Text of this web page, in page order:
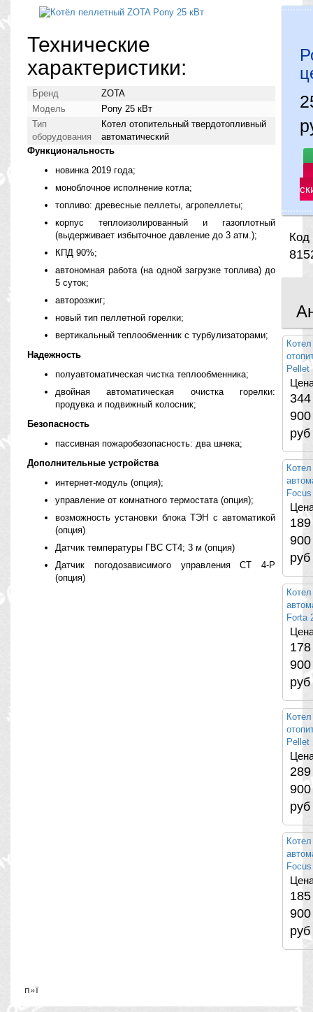
Технические
характеристики:
Бренд
ZOTA
Модель
Pony 25 кВт
Тип
оборудования
Котел отопительный твердотопливный
автоматический
Функциональность
новинка 2019 года;
моноблочное исполнение котла;
топливо: древесные пеллеты, агропеллеты;
корпус теплоизолированный и газоплотный
(выдерживает избыточное давление до 3 атм.);
КПД 90%;
автономная работа (на одной загрузке топлива) до
5 суток;
авторозжиг;
новый тип пеллетной горелки;
вертикальный теплообменник с турбулизаторами;
Надежность
полуавтоматическая чистка теплообменника;
двойная автоматическая очистка горелки:
продувка и подвижный колосник;
Безопасность
пассивная пожаробезопасность: два шнека;
Дополнительные устройства
интернет-модуль (опция);
управление от комнатного термостата (опция);
возможность установки блока ТЭН с автоматикой
(опция)
Датчик температуры ГВС CT4; 3 м (опция)
Датчик погодозависимого управления CT 4-P
(опция)
Код
Pellet
344
900
руб
189
900
руб
Forta
178
900
руб
Pellet
289
900
руб
185
900
руб
п»ї